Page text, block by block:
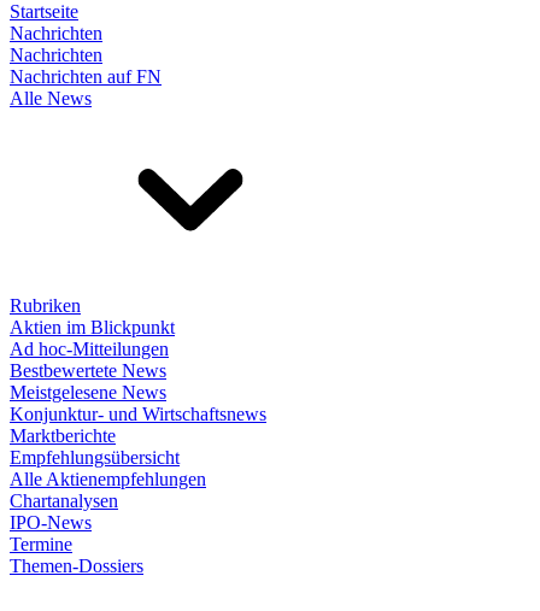
Startseite
Nachrichten
Nachrichten
Nachrichten auf FN
Alle News
Rubriken
Aktien im Blickpunkt
Ad hoc-Mitteilungen
Bestbewertete News
Meistgelesene News
Konjunktur- und Wirtschaftsnews
Marktberichte
Empfehlungsübersicht
Alle Aktienempfehlungen
Chartanalysen
IPO-News
Termine
Themen-Dossiers